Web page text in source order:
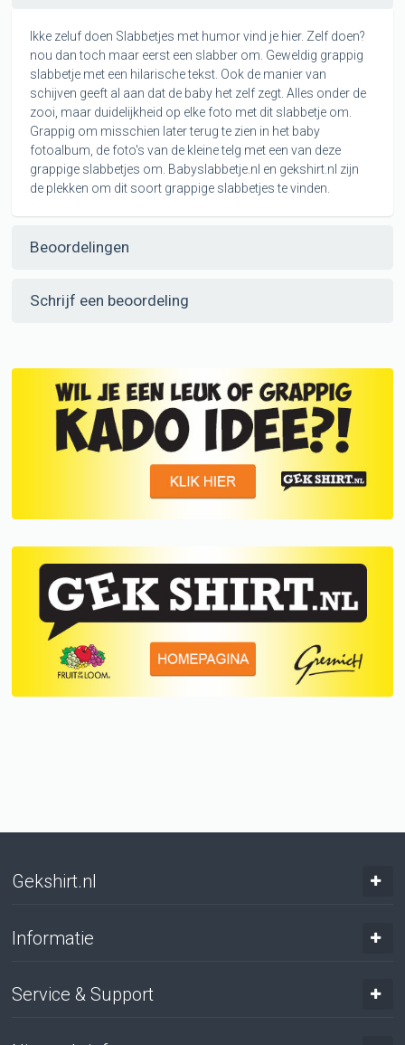
Ikke zeluf doen Slabbetjes met humor vind je hier. Zelf doen?
nou dan toch maar eerst een slabber om. Geweldig grappig
slabbetje met een hilarische tekst. Ook de manier van
schijven geeft al aan dat de baby het zelf zegt. Alles onder de
zooi, maar duidelijkheid op elke foto met dit slabbetje om.
Grappig om misschien later terug te zien in het baby
fotoalbum, de foto's van de kleine telg met een van deze
grappige slabbetjes om. Babyslabbetje.nl en gekshirt.nl zijn
de plekken om dit soort grappige slabbetjes te vinden.
Beoordelingen
Schrijf een beoordeling
Gekshirt.nl
Informatie
Service & Support